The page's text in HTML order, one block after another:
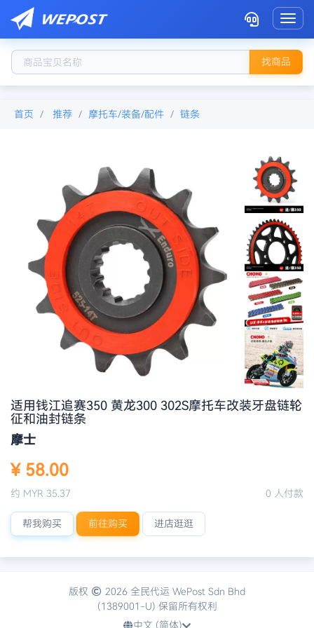
找商品
首页 推荐 摩托车/装备/配件 链条
适用钱江追赛350 黄龙300 302S摩托车改装牙盘链轮
征和油封链条
摩士
¥ 58.00
0 人付款
约 MYR 35.37
帮我购买 前往购买 进店逛逛
版权
2026 全民代运 WePost Sdn Bhd
(1389001-U) 保留所有权利
中文 (简体)